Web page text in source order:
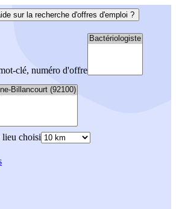
sur la recherche d'offres d'emploi ?
clé, numéro d'offre
lieu choisi